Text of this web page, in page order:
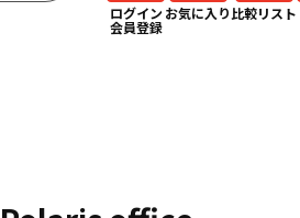
ログイン
会員登録
お気に入り 比較リスト